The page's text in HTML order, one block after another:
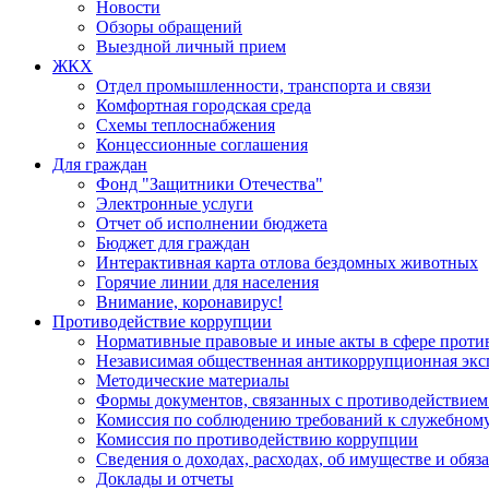
Новости
Обзоры обращений
Выездной личный прием
ЖКХ
Отдел промышленности, транспорта и связи
Комфортная городская среда
Схемы теплоснабжения
Концессионные соглашения
Для граждан
Фонд "Защитники Отечества"
Электронные услуги
Отчет об исполнении бюджета
Бюджет для граждан
Интерактивная карта отлова бездомных животных
Горячие линии для населения
Внимание, коронавирус!
Противодействие коррупции
Нормативные правовые и иные акты в сфере
Независимая общественная антикоррупционная
Методические материалы
Формы документов, связанных с
Комиссия по соблюдению требований к
Комиссия по противодействию коррупции
Сведения о доходах, расходах, об имуществе и
Доклады и отчеты